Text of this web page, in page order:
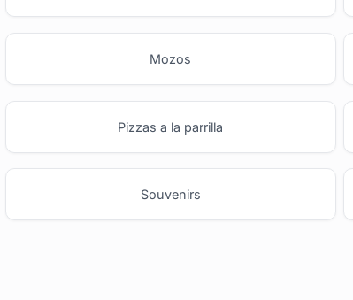
Mozos
Pizzas a la parrilla
Souvenirs